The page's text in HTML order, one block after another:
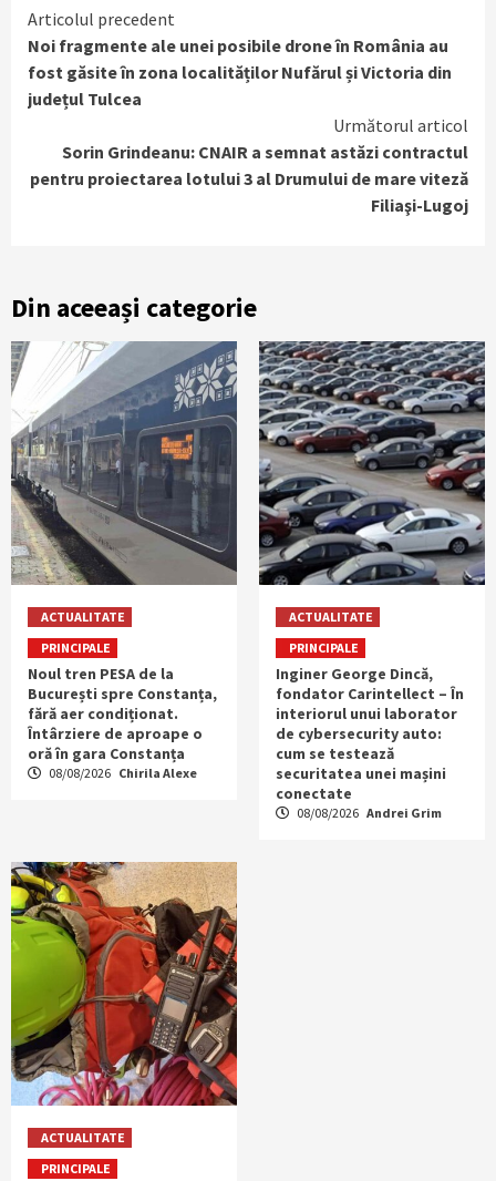
Continue
Reading
Articolul precedent
Noi fragmente ale unei posibile drone în România au
fost găsite în zona localităților Nufărul și Victoria din
județul Tulcea
Următorul articol
Sorin Grindeanu: CNAIR a semnat astăzi contractul
pentru proiectarea lotului 3 al Drumului de mare viteză
Filiaşi-Lugoj
Din aceeași categorie
ACTUALITATE
PRINCIPALE
Noul tren PESA de la
București spre Constanța,
fără aer condiționat.
Întârziere de aproape o
oră în gara Constanța
08/08/2026 Chirila Alexe
ACTUALITATE
PRINCIPALE
Inginer George Dincă,
fondator Carintellect – În
interiorul unui laborator
de cybersecurity auto:
cum se testează
securitatea unei mașini
conectate
08/08/2026 Andrei Grim
ACTUALITATE
PRINCIPALE